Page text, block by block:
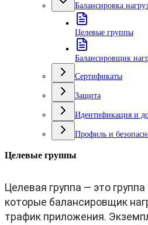
Балансировка
Целевые группы
Балансировщик
Сертификаты
Защита
Идентификация и
Профиль и
Целевые группы
Целевая группа — это
которые балансировщик
трафик приложения.